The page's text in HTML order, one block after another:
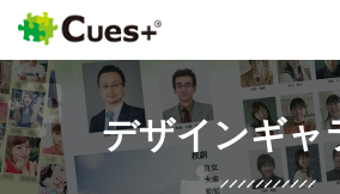
デザインギャ